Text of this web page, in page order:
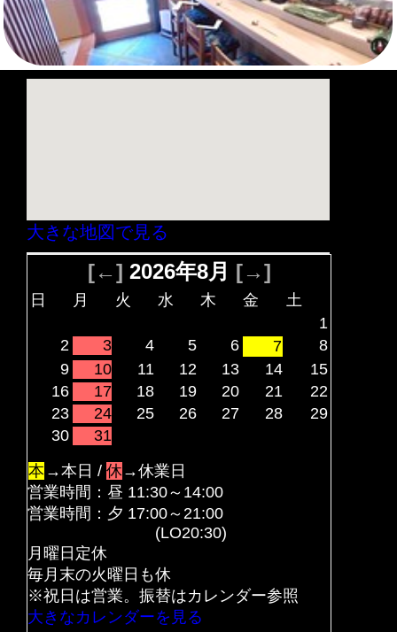
大きな地図で見る
[←] 2026年8月 [→]
日 月 火 水 木 金
土
1
2
3 4 5 6 7
8
9
10 11 12 13 14
15
16
17 18 19 20 21
22
23
24 25 26 27 28
29
30
31
本 →本日 / 休→休業日
営業時間：昼 11:30～14:00
営業時間：夕 17:00～21:00
(LO20:30)
月曜日定休
毎月末の火曜日も休
※祝日は営業。振替はカレンダー参照
大きなカレンダーを見る